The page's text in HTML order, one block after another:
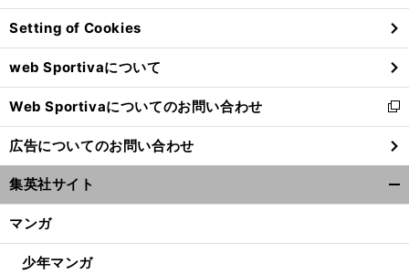
ン
ド
ウ
で
開
く
Setting of Cookies
web Sportivaについて
Web Sportivaについてのお問い合わせ
新
し
い
ウ
ィ
ン
ウ
広告についてのお問い合わせ
集英社サイト
マンガ
少年マンガ